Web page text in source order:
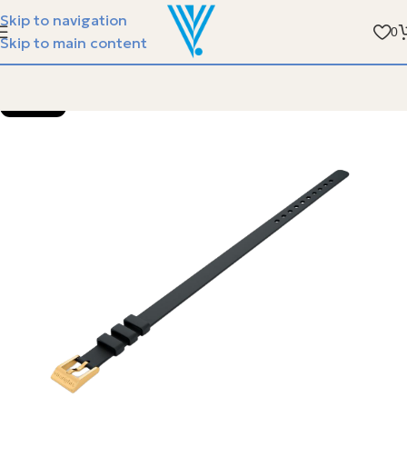
Skip to navigation
Skip to main content
الفيسبوندر ستيل مع سوارة الجلد - متوفر في
0